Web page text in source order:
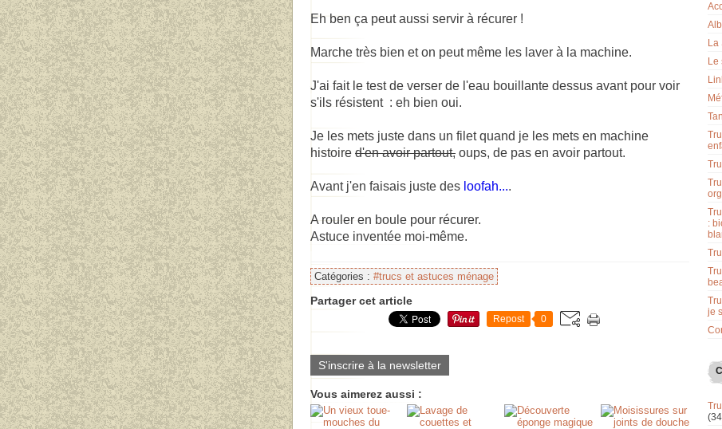
Eh ben ça peut aussi servir à récurer !
Marche très bien et on peut même les laver à la machine.
J'ai fait le test de verser de l'eau bouillante dessus avant pour voir
s'ils résistent : eh bien oui.
Je les mets juste dans un filet quand je les mets en machine
histoire d'en avoir partout, oups, de pas en avoir partout.
Avant j'en faisais juste des loofah....
A rouler en boule pour récurer.
Astuce inventée moi-même.
Catégories : #trucs et astuces ménage
Partager cet article
Repost 0
S'inscrire à la newsletter
Vous aimerez aussi :
La
Le
:
je